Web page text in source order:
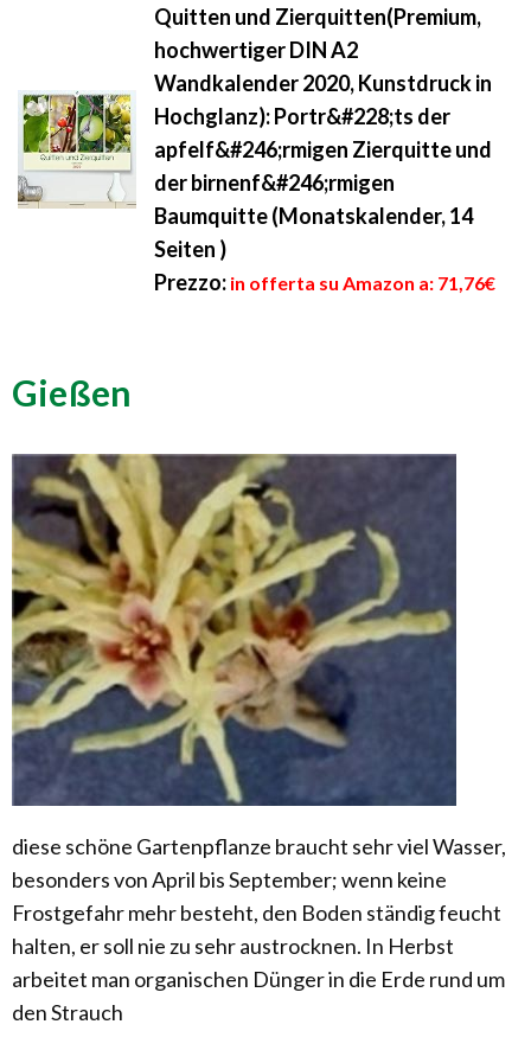
Quitten und Zierquitten(Premium,
hochwertiger DIN A2
Wandkalender 2020, Kunstdruck in
Hochglanz): Portr&#228;ts der
apfelf&#246;rmigen Zierquitte und
der birnenf&#246;rmigen
Baumquitte (Monatskalender, 14
Seiten )
Prezzo: in offerta su Amazon a: 71,76€
Gießen
diese schöne Gartenpflanze braucht sehr viel Wasser,
besonders von April bis September; wenn keine
Frostgefahr mehr besteht, den Boden ständig feucht
halten, er soll nie zu sehr austrocknen. In Herbst
arbeitet man organischen Dünger in die Erde rund um
den Strauch